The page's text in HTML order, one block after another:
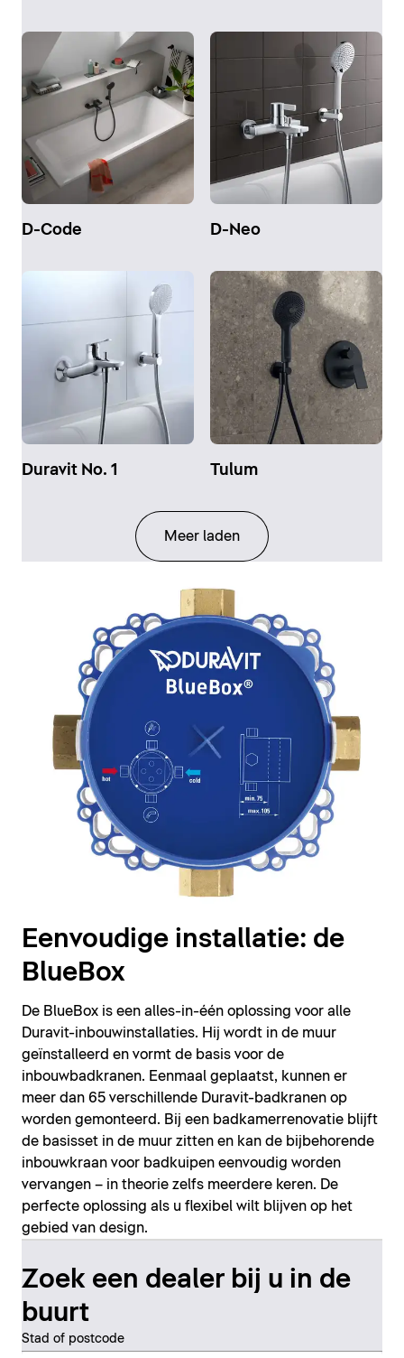
D-Code D-Neo
Duravit No. 1 Tulum
Meer laden
Eenvoudige installatie: de
BlueBox
De BlueBox is een alles-in-één oplossing voor alle
Duravit-inbouwinstallaties. Hij wordt in de muur
geïnstalleerd en vormt de basis voor de
inbouwbadkranen. Eenmaal geplaatst, kunnen er
meer dan 65 verschillende Duravit-badkranen op
worden gemonteerd. Bij een badkamerrenovatie blijft
de basisset in de muur zitten en kan de bijbehorende
inbouwkraan voor badkuipen eenvoudig worden
vervangen – in theorie zelfs meerdere keren. De
perfecte oplossing als u flexibel wilt blijven op het
gebied van design.
Zoek een dealer bij u in de
buurt
Stad of postcode